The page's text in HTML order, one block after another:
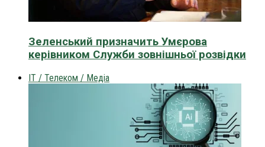
Зеленський призначить Умєрова
керівником Служби зовнішньої розвідки
IT / Телеком / Медіа